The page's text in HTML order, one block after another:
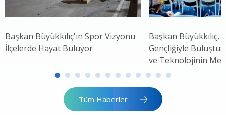
Başkan Büyükkılıç'ın Spor Vizyonu
İlçelerde Hayat Buluyor
Başkan Büyükkılıç,
Gençliğiyle Buluştu:
ve Teknolojinin
Tüm Haberler